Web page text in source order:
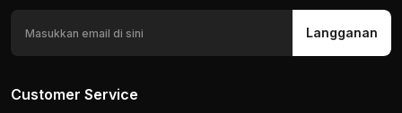
Langganan
Customer Service